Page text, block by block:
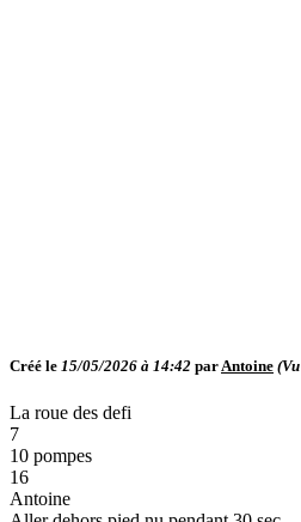
Créé le 15/05/2026 à 14:42 parAntoine (Vu
La roue des defi
7
10 pompes
16
Antoine